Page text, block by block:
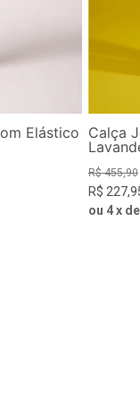
Elástico
Calça
R$ 455,90
R$ 227,
ou 4x de